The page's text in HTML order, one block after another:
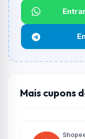
Funciona em
Não
e alguns
não aceitar cupons.
Mais cupons